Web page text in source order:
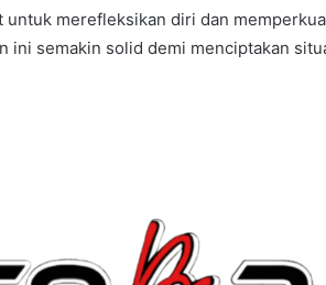
untuk merefleksikan diri dan
ini semakin solid demi menciptakan